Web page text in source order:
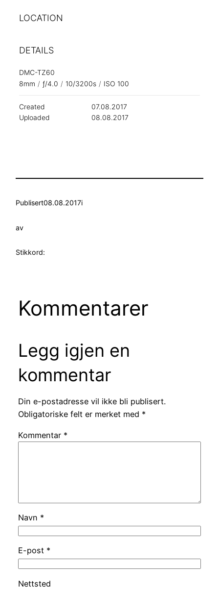
LOCATION
DETAILS
DMC-TZ60
8mm / ƒ/4.0 / 10/3200s / ISO 100
Created
07.08.2017
Uploaded
08.08.2017
Publisert08.08.2017i
av
Stikkord:
Kommentarer
Legg igjen en
kommentar
Din e-postadresse vil ikke bli publisert.
Obligatoriske felt er merket med *
Kommentar *
Navn *
E-post *
Nettsted